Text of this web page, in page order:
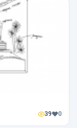
39 0